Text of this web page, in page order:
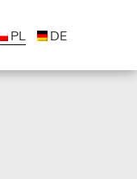
PL DE